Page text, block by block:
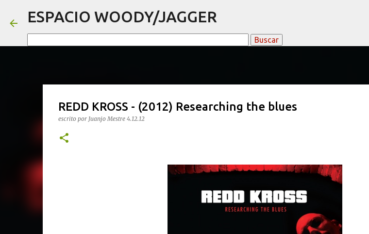
ESPACIO WOODY/JAGGER
REDD KROSS - (2012) Researching the blues
escrito por Juanjo Mestre 4.12.12